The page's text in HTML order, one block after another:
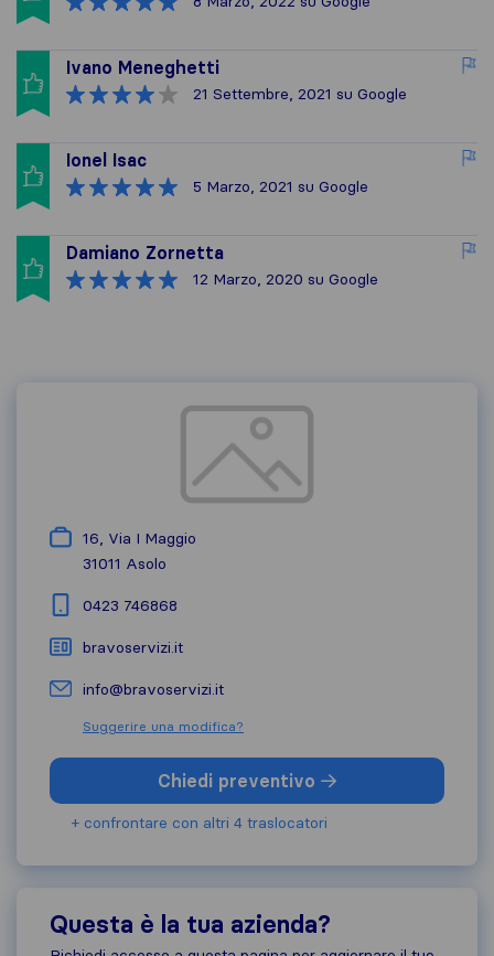
Ivano Meneghetti
21 Settembre, 2021 su Google
Ionel Isac
5 Marzo, 2021 su Google
Damiano Zornetta
12 Marzo, 2020 su Google
16, Via I Maggio
31011 Asolo
0423 746868
bravoservizi.it
info@bravoservizi.it
Suggerire una modifica?
Chiedi preventivo
+ confrontare con altri 4 traslocatori
Questa è la tua azienda?